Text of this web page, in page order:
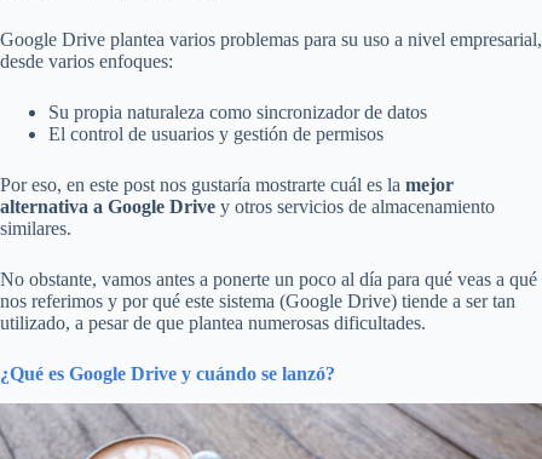
Google Drive plantea varios problemas para su uso a nivel empresarial,
desde varios enfoques:
Su propia naturaleza como sincronizador de datos
El control de usuarios y gestión de permisos
Por eso, en este post nos gustaría mostrarte cuál es la mejor
alternativa a Google Drive y otros servicios de almacenamiento
similares.
No obstante, vamos antes a ponerte un poco al día para qué veas a qué
nos referimos y por qué este sistema (Google Drive) tiende a ser tan
utilizado, a pesar de que plantea numerosas dificultades.
¿Qué es Google Drive y cuándo se lanzó?